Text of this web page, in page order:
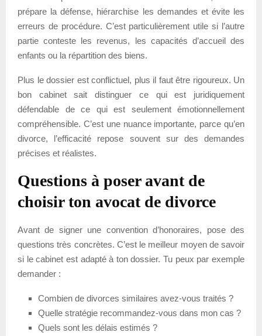
prépare la défense, hiérarchise les demandes et évite les
erreurs de procédure. C’est particulièrement utile si l’autre
partie conteste les revenus, les capacités d’accueil des
enfants ou la répartition des biens.
Plus le dossier est conflictuel, plus il faut être rigoureux. Un
bon cabinet sait distinguer ce qui est juridiquement
défendable de ce qui est seulement émotionnellement
compréhensible. C’est une nuance importante, parce qu’en
divorce, l’efficacité repose souvent sur des demandes
précises et réalistes.
Questions à poser avant de
choisir ton avocat de divorce
Avant de signer une convention d’honoraires, pose des
questions très concrètes. C’est le meilleur moyen de savoir
si le cabinet est adapté à ton dossier. Tu peux par exemple
demander :
Combien de divorces similaires avez-vous traités ?
Quelle stratégie recommandez-vous dans mon cas ?
Quels sont les délais estimés ?